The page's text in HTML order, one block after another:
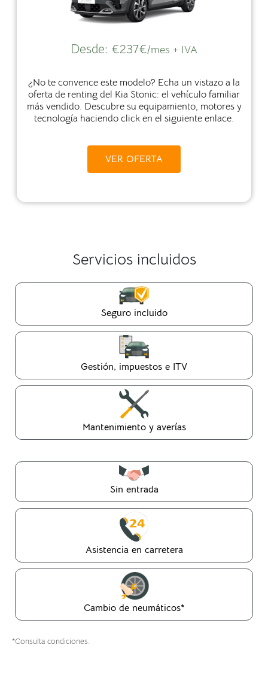
Desde: €237€/mes + IVA
¿No te convence este modelo? Echa un vistazo a la
oferta de renting del Kia Stonic: el vehículo familiar
más vendido. Descubre su equipamiento, motores y
tecnología haciendo click en el siguiente enlace.
VER OFERTA
Servicios incluidos
Seguro incluido
Gestión, impuestos e ITV
Mantenimiento y averías
Sin entrada
Asistencia en carretera
Cambio de neumáticos*
*Consulta condiciones.